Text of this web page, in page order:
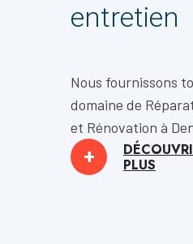
entretien
Nous fournissons
domaine de
et Rénovation à
+
PLUS